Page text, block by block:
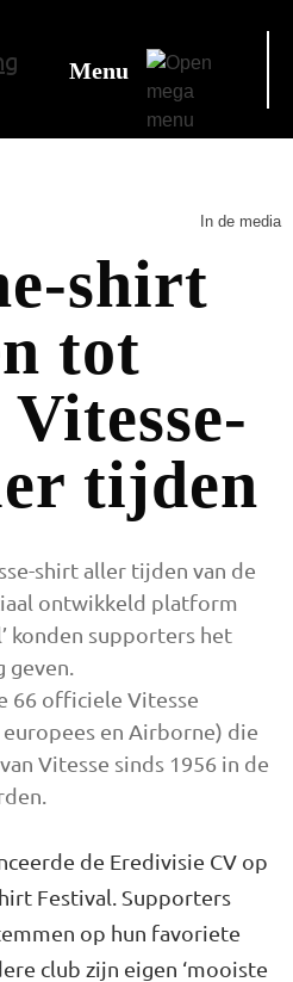
Menu
In de media
tot
tijden
shirt aller tijden van de
ontwikkeld platform
konden supporters het
66 officiele Vitesse
en Airborne) die
Vitesse sinds 1956 in de
de Eredivisie CV op
Festival. Supporters
op hun favoriete
club zijn eigen ‘mooiste